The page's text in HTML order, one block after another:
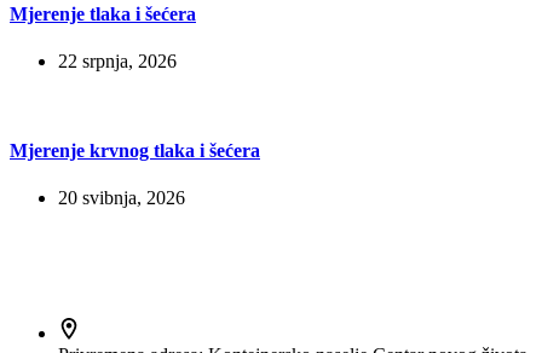
Mjerenje tlaka i šećera
22 srpnja, 2026
Mjerenje krvnog tlaka i šećera
20 svibnja, 2026